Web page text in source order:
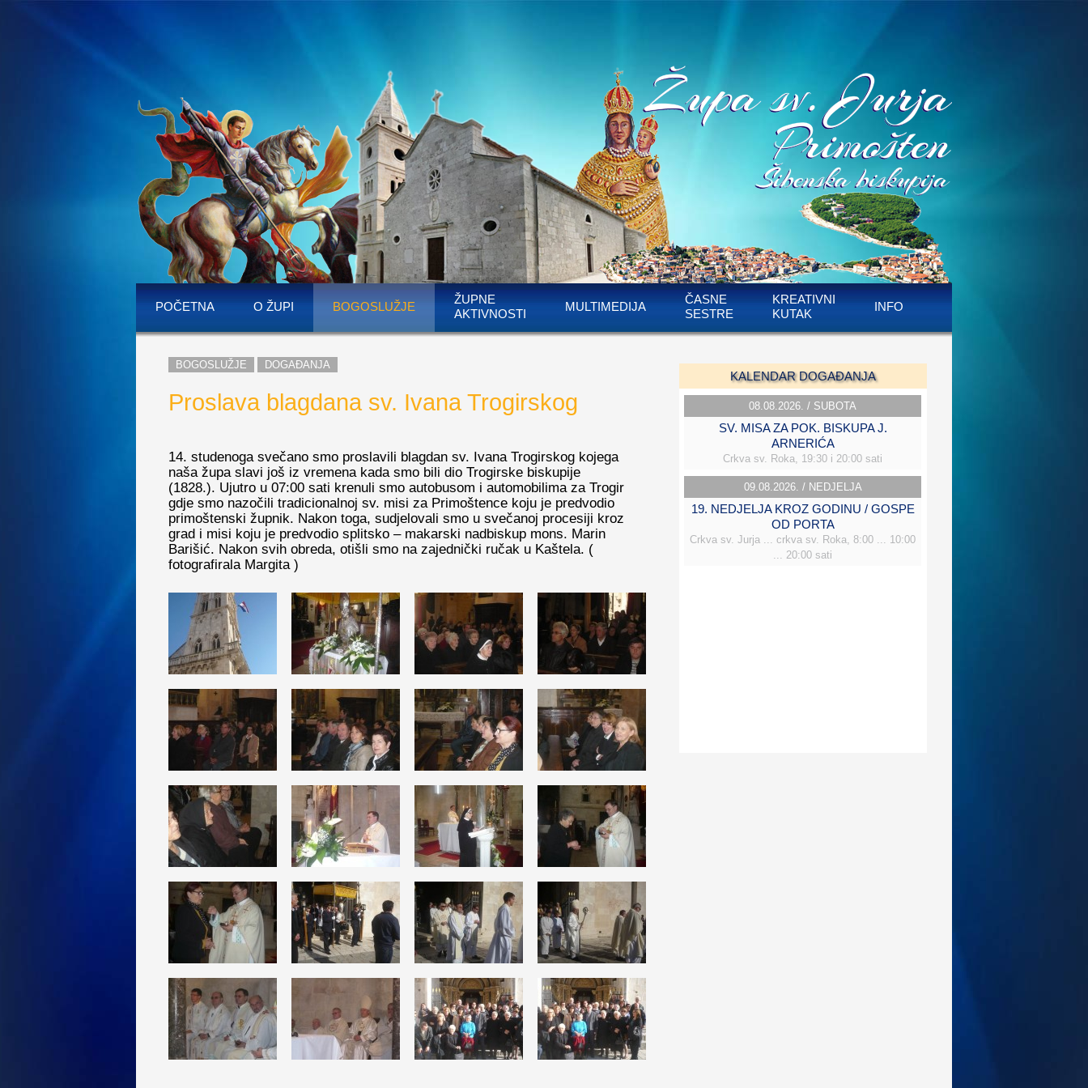
POČETNA O ŽUPI BOGOSLUŽJE
ŽUPNE
AKTIVNOSTI
MULTIMEDIJA
ČASNE
SESTRE
KREATIVNI
KUTAK
INFO
BOGOSLUŽJE DOGAĐANJA
Proslava blagdana sv. Ivana Trogirskog
14. studenoga svečano smo proslavili blagdan sv. Ivana Trogirskog kojega
naša župa slavi još iz vremena kada smo bili dio Trogirske biskupije
(1828.). Ujutro u 07:00 sati krenuli smo autobusom i automobilima za Trogir
gdje smo nazočili tradicionalnoj sv. misi za Primoštence koju je predvodio
primoštenski župnik. Nakon toga, sudjelovali smo u svečanoj procesiji kroz
grad i misi koju je predvodio splitsko – makarski nadbiskup mons. Marin
Barišić. Nakon svih obreda, otišli smo na zajednički ručak u Kaštela. (
fotografirala Margita )
KALENDAR DOGAĐANJA
08.08.2026. / SUBOTA
SV. MISA ZA POK. BISKUPA J.
ARNERIĆA
Crkva sv. Roka, 19:30 i 20:00 sati
09.08.2026. / NEDJELJA
19. NEDJELJA KROZ GODINU / GOSPE
OD PORTA
Crkva sv. Jurja ... crkva sv. Roka, 8:00 ... 10:00
... 20:00 sati